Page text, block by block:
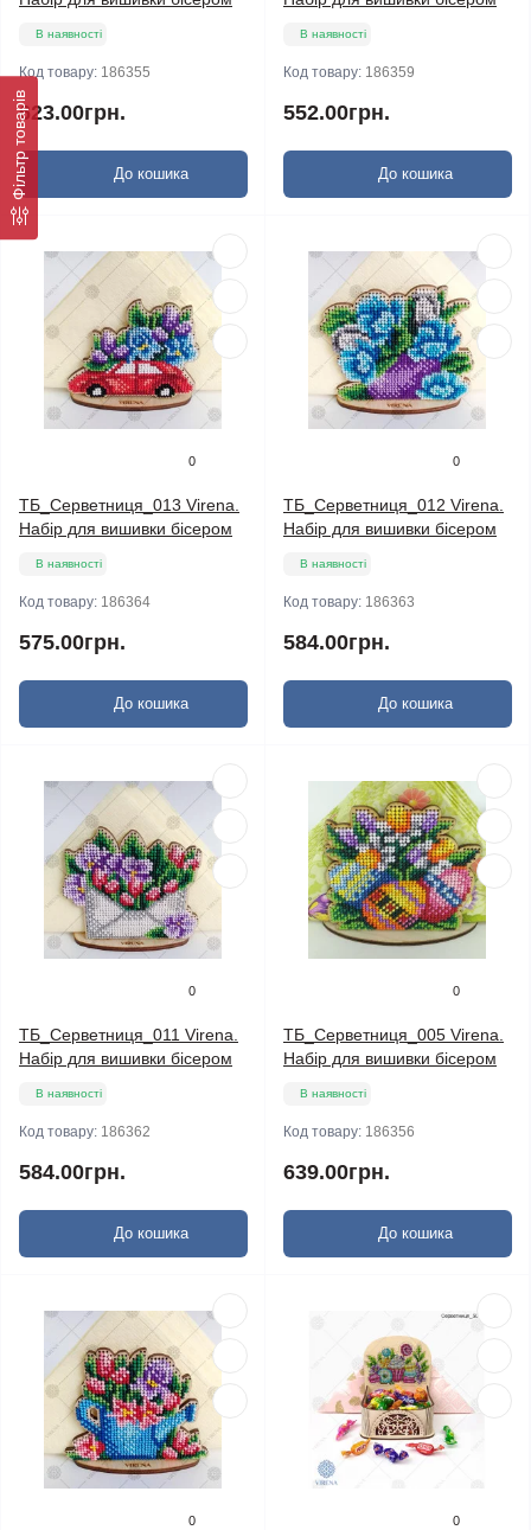
Фільтр товарів
В наявності
Код товару: 186355
623.00грн.
До кошика
В наявності
Код товару: 186359
552.00грн.
До кошика
0
ТБ_Серветниця_013 Virena.
Набір для вишивки бісером
В наявності
Код товару: 186364
575.00грн.
До кошика
0
ТБ_Серветниця_012 Virena.
Набір для вишивки бісером
В наявності
Код товару: 186363
584.00грн.
До кошика
0
ТБ_Серветниця_011 Virena.
Набір для вишивки бісером
В наявності
Код товару: 186362
584.00грн.
До кошика
0
ТБ_Серветниця_005 Virena.
Набір для вишивки бісером
В наявності
Код товару: 186356
639.00грн.
До кошика
0 0